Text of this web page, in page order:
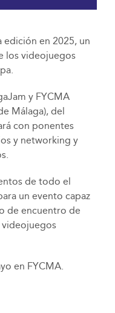
edición en 2025, un
los videojuegos
y FYCMA
Málaga), del
con ponentes
y networking y
de todo el
un evento capaz
de encuentro de
videojuegos
en FYCMA.